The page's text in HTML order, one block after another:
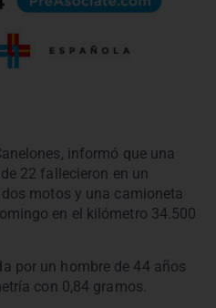
informó que una
22 fallecieron en un
motos y una camioneta
en el kilómetro 34.500
por un hombre de 44 años
con 0,84 gramos.